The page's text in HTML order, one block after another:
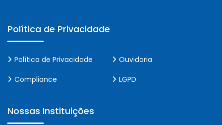
Política de Privacidade
Política de Privacidade
Ouvidoria
Compliance
LGPD
Nossas Instituições